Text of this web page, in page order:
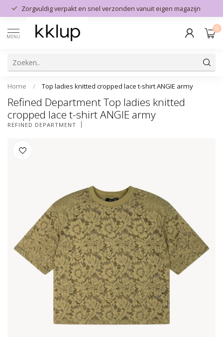
Zorgvuldig verpakt en snel verzonden vanuit eigen magazijn
MENU
0
Home / Top ladies knitted cropped lace t-shirt ANGIE army
Refined Department Top ladies knitted
cropped lace t-shirt ANGIE army
REFINED DEPARTMENT